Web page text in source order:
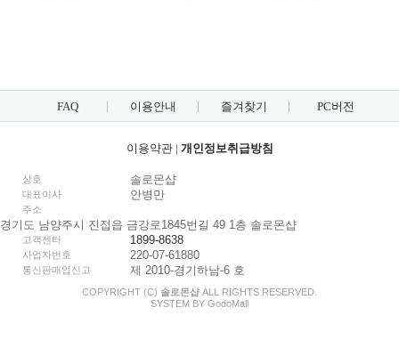
FAQ 이용안내 즐겨찾기 PC버전
이용약관| 개인정보취급방침
상호 솔로몬샵
대표이사 안병만
주소
경기도 남양주시 진접읍 금강로1845번길 49 1층 솔로몬샵
고객센터 1899-8638
사업자번호 220-07-61880
통신판매업신고 제 2010-경기하남-6 호
COPYRIGHT (C) 솔로몬샵 ALL RIGHTS RESERVED.
SYSTEM BY GodoMall